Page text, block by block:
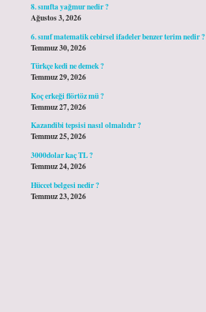
8. sınıfta yağmur nedir ?
Ağustos 3, 2026
6. sınıf matematik cebirsel ifadeler benzer terim nedir ?
Temmuz 30, 2026
Türkçe kedi ne demek ?
Temmuz 29, 2026
Koç erkeği flörtöz mü ?
Temmuz 27, 2026
Kazandibi tepsisi nasıl olmalıdır ?
Temmuz 25, 2026
3000dolar kaç TL ?
Temmuz 24, 2026
Hüccet belgesi nedir ?
Temmuz 23, 2026